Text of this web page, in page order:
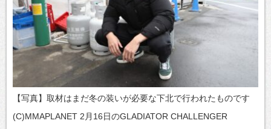
【写真】取材はまだ冬の装いが必要な下北で行われたものです
(C)MMAPLANET 2月16日のGLADIATOR CHALLENGER